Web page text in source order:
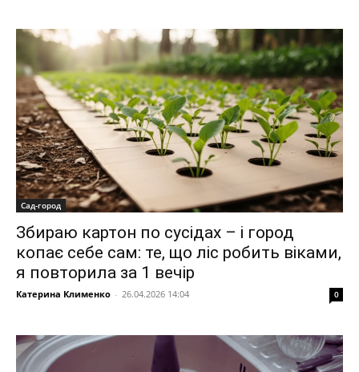
Сад-город
Збираю картон по сусідах – і город
копає себе сам: те, що ліс робить віками,
я повторила за 1 вечір
Катерина Клименко - 26.04.2026 14:04 0